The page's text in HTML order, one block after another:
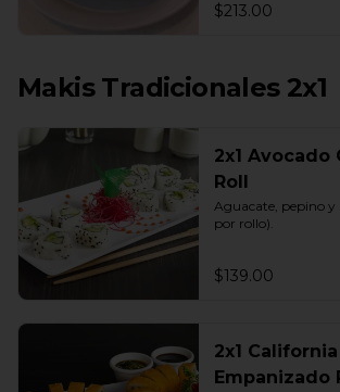
$213.00
Makis Tradicionales 2x1
2x1 Avocado
Roll
Aguacate, pepino y
por rollo).
$139.00
2x1 California
Empanizado